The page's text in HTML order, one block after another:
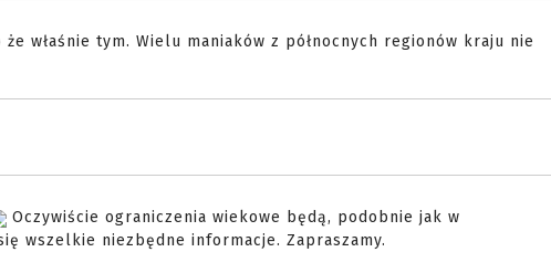
właśnie tym. Wielu maniaków z północnych regionów kraju nie
Oczywiście ograniczenia wiekowe będą, podobnie jak w
wszelkie niezbędne informacje. Zapraszamy.